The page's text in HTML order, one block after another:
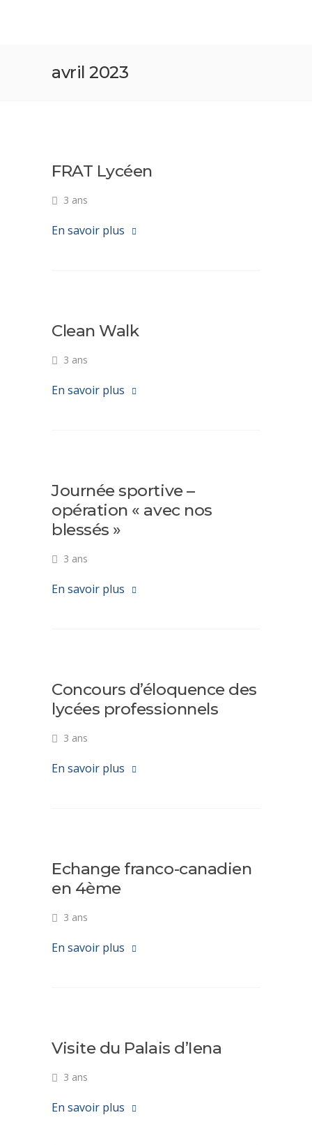
avril 2023
FRAT Lycéen
3 ans
En savoir plus
Clean Walk
3 ans
En savoir plus
Journée sportive –
opération « avec nos
blessés »
3 ans
En savoir plus
Concours d’éloquence des
lycées professionnels
3 ans
En savoir plus
Echange franco-canadien
en 4ème
3 ans
En savoir plus
Visite du Palais d’Iena
3 ans
En savoir plus